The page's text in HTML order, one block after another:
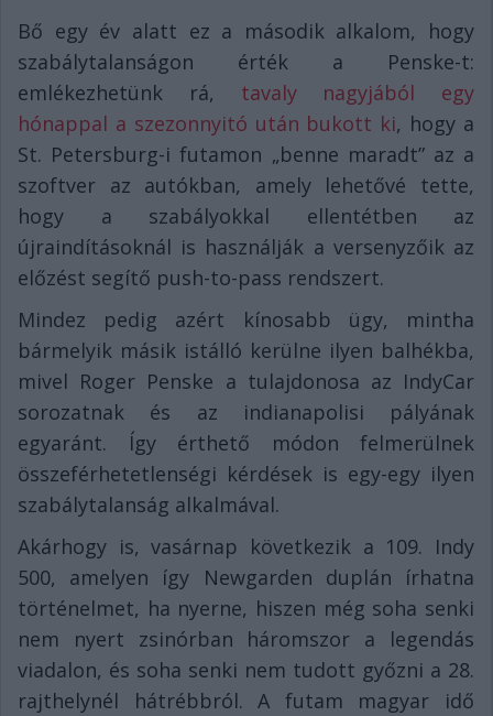
Bő egy év alatt ez a második alkalom, hogy
szabálytalanságon érték a Penske-t:
emlékezhetünk rá, tavaly nagyjából egy
hónappal a szezonnyitó után bukott ki, hogy a
St. Petersburg-i futamon „benne maradt” az a
szoftver az autókban, amely lehetővé tette,
hogy a szabályokkal ellentétben az
újraindításoknál is használják a versenyzőik az
előzést segítő push-to-pass rendszert.
Mindez pedig azért kínosabb ügy, mintha
bármelyik másik istálló kerülne ilyen balhékba,
mivel Roger Penske a tulajdonosa az IndyCar
sorozatnak és az indianapolisi pályának
egyaránt. Így érthető módon felmerülnek
összeférhetetlenségi kérdések is egy-egy ilyen
szabálytalanság alkalmával.
Akárhogy is, vasárnap következik a 109. Indy
500, amelyen így Newgarden duplán írhatna
történelmet, ha nyerne, hiszen még soha senki
nem nyert zsinórban háromszor a legendás
viadalon, és soha senki nem tudott győzni a 28.
rajthelynél hátrébbról. A futam magyar idő